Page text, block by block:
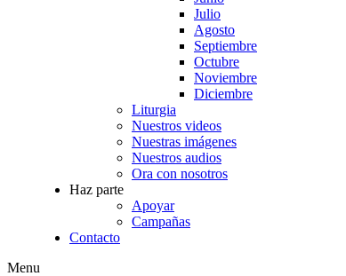
Julio
Agosto
Septiembre
Octubre
Noviembre
Diciembre
Liturgia
Nuestros videos
Nuestras imágenes
Nuestros audios
Ora con nosotros
Haz parte
Apoyar
Campañas
Contacto
Menu